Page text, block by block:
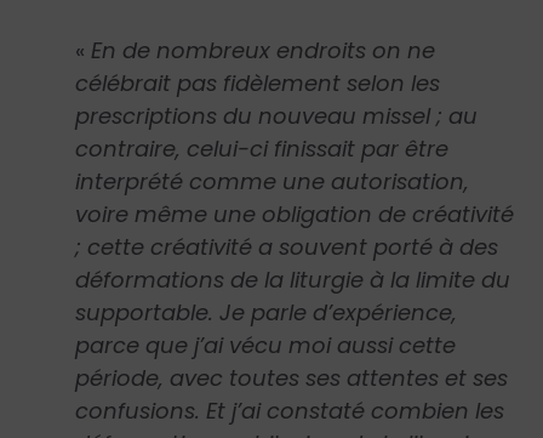
« En de nombreux endroits on ne
célébrait pas fidèlement selon les
prescriptions du nouveau missel ; au
contraire, celui-ci finissait par être
interprété comme une autorisation,
voire même une obligation de créativité
; cette créativité a souvent porté à des
déformations de la liturgie à la limite du
supportable. Je parle d’expérience,
parce que j’ai vécu moi aussi cette
période, avec toutes ses attentes et ses
confusions. Et j’ai constaté combien les